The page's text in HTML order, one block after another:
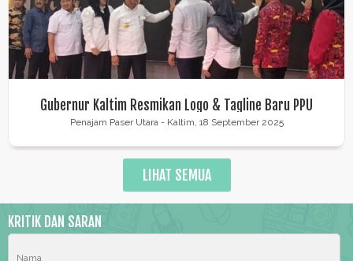
Gubernur Kaltim Resmikan Logo & Tagline Baru PPU
Penajam Paser Utara - Kaltim, 18 September 2025
LIHAT SEMUA
KRITIK DAN SARAN